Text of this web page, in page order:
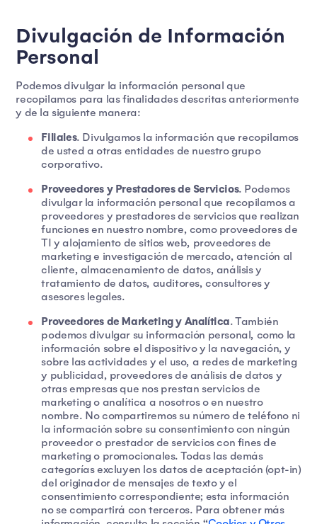
Divulgación de Información
Personal
Podemos divulgar la información personal que
recopilamos para las finalidades descritas anteriormente
y de la siguiente manera:
Filiales. Divulgamos la información que recopilamos
de usted a otras entidades de nuestro grupo
corporativo.
Proveedores y Prestadores de Servicios. Podemos
divulgar la información personal que recopilamos a
proveedores y prestadores de servicios que realizan
funciones en nuestro nombre, como proveedores de
TI y alojamiento de sitios web, proveedores de
marketing e investigación de mercado, atención al
cliente, almacenamiento de datos, análisis y
tratamiento de datos, auditores, consultores y
asesores legales.
Proveedores de Marketing y Analítica. También
podemos divulgar su información personal, como la
información sobre el dispositivo y la navegación, y
sobre las actividades y el uso, a redes de marketing
y publicidad, proveedores de análisis de datos y
otras empresas que nos prestan servicios de
marketing o analítica a nosotros o en nuestro
nombre. No compartiremos su número de teléfono ni
la información sobre su consentimiento con ningún
proveedor o prestador de servicios con fines de
marketing o promocionales. Todas las demás
categorías excluyen los datos de aceptación (opt-in)
del originador de mensajes de texto y el
consentimiento correspondiente; esta información
no se compartirá con terceros. Para obtener más